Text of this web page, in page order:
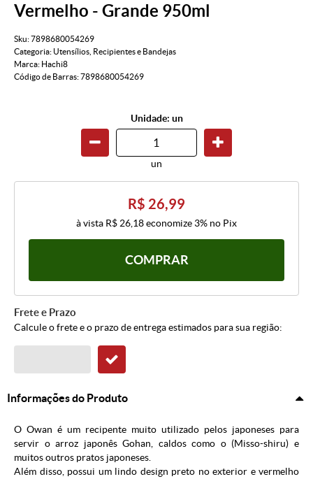
Vermelho - Grande 950ml
Sku:7898680054269
Categoria: Utensílios Recipientes e Bandejas
Marca: Hachi8
Código de Barras:7898680054269
Unidade: un
un
R$ 26,99
à vista R$ 26,18economize 3% no Pix
COMPRAR
Frete e Prazo
Calcule o frete e o prazo de entrega estimados para sua região:
Informações do Produto
O Owan é um recipente muito utilizado pelos japoneses para
servir o arroz japonês Gohan, caldos como o (Misso-shiru) e
muitos outros pratos japoneses.
Além disso, possui um lindo design preto no exterior e vermelho